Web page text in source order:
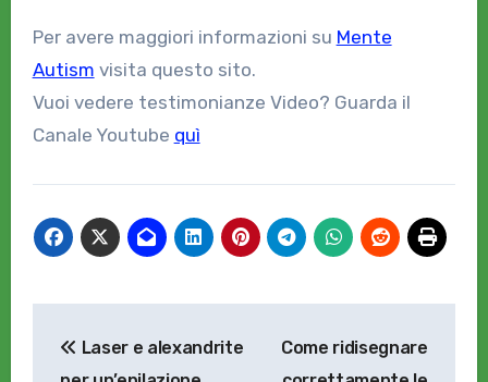
Per avere maggiori informazioni su Mente
Autism visita questo sito.
Vuoi vedere testimonianze Video? Guarda il
Canale Youtube quì
articoli
Laser e alexandrite
Come ridisegnare